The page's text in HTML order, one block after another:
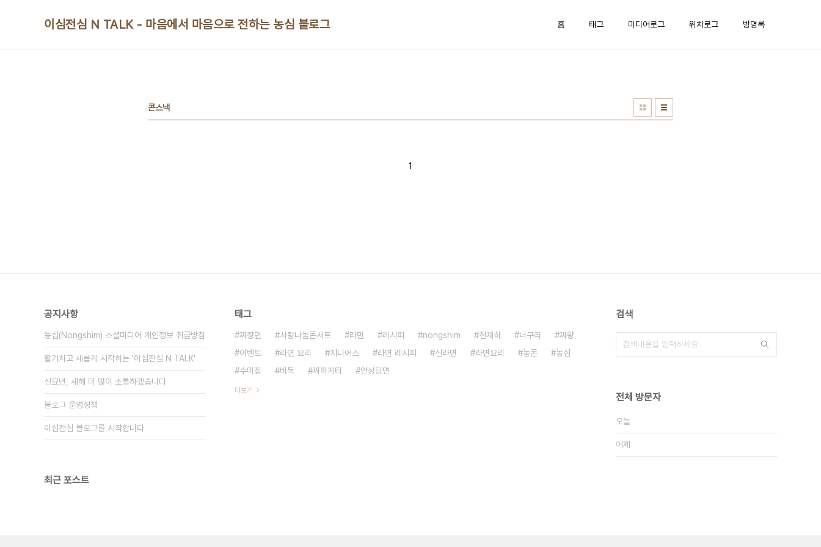
이심전심 N TALK - 마음에서 마음으로 전하는 농심 블로그 홈 태그 미디어로그 위치로그 방명록
콘스낵
1
공지사항
농심(Nongshim) 소셜미디어 개인정보 취급방침
활기차고 새롭게 시작하는 '이심전심 N TALK'
신묘년, 새해 더 많이 소통하겠습니다
블로그 운영정책
이심전심 블로그를 시작합니다
최근 포스트
태그
짜장면 사랑나눔콘서트 라면 레시피 nongshim 천재하 너구리
짜왕
이벤트
라면 요리 지니어스 라면 레시피 신라면 라면요리 농콘
농심
수미칩
바둑 짜파게티 안성탕면
더보기
검색
전체 방문자
오늘
어제